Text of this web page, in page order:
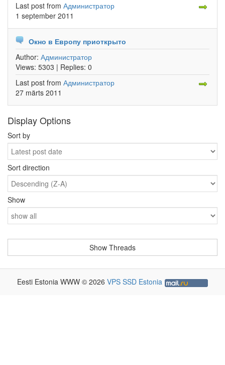
Last post from Администратор
1 september 2011
Окно в Европу приоткрыто
Author: Администратор
Views: 5303 | Replies: 0
Last post from Администратор
27 märts 2011
Display Options
Sort by
Sort direction
Show
Eesti Estonia WWW © 2026 VPS SSD Estonia